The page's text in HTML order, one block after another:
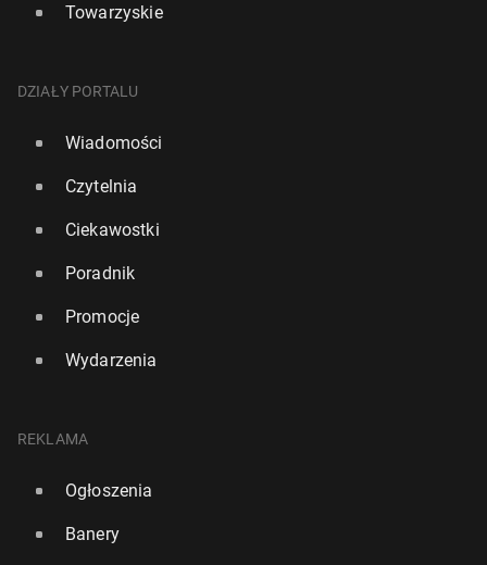
Towarzyskie
DZIAŁY PORTALU
Wiadomości
Czytelnia
Ciekawostki
Poradnik
Promocje
Wydarzenia
REKLAMA
Ogłoszenia
Banery